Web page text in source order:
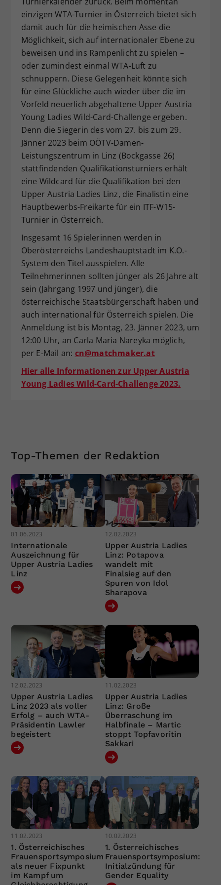
einzigen WTA-Turnier in Österreich bietet sich
damit auch für die heimischen Asse die
Möglichkeit, sich auf internationaler Ebene zu
beweisen und ins Rampenlicht zu spielen –
oder zumindest einmal WTA-Luft zu
schnuppern. Diese Gelegenheit könnte sich
für eine Glückliche auch wieder über die im
Vorfeld neuerlich abgehaltene Upper Austria
Young Ladies Wild-Card-Challenge ergeben.
Denn die Siegerin des vom 27. bis zum 29.
Jänner 2023 beim OÖTV-Damen-
Leistungszentrum in Linz (Bockgasse 26)
stattfindenden Qualifikationsturniers erhält
eine Wildcard für die Qualifikation bei den
Upper Austria Ladies Linz, die Finalistin eine
Hauptbewerbs-Freikarte für ein ITF-W15-
Turnier in Österreich.
Insgesamt 16 Spielerinnen werden in
Oberösterreichs Landeshauptstadt im K.O.-
System den Titel ausspielen. Alle
Teilnehmerinnen sollten jünger als 26 Jahre alt
sein (Jahrgang 1997 und jünger), die
österreichische Staatsbürgerschaft haben und
auch international für Österreich spielen. Die
Anmeldung ist bis Montag, 23. Jänner 2023, um
12:00 Uhr, an Carla Maria Nareyka möglich,
per E-Mail an: cn@matchmaker.at
Hier alle Informationen zur Upper Austria
Young Ladies Wild-Card-Challenge 2023.
Top-Themen der Redaktion
01.06.2023
Internationale
Auszeichnung für
Upper Austria Ladies
Linz
12.02.2023
Upper Austria Ladies
Linz: Potapova
wandelt mit
Finalsieg auf den
Spuren von Idol
Sharapova
12.02.2023
Upper Austria Ladies
Linz 2023 als voller
Erfolg – auch WTA-
Präsidentin Lawler
begeistert
11.02.2023
Upper Austria Ladies
Linz: Große
Überraschung im
Halbfinale – Martic
stoppt Topfavoritin
Sakkari
11.02.2023
1. Österreichisches
Frauensportsymposium
als neuer Fixpunkt
im Kampf um
10.02.2023
1. Österreichisches
Frauensportsymposium:
Initialzündung für
Gender Equality
Zweck
Dieser Wert speichert Ihre Consent-
Einstellungen. Unter anderem eine
historische Speicherung Ihrer
vorgenommen Einstellungen, falls der
Webseiten-Betreiber dies eingestellt
hat.